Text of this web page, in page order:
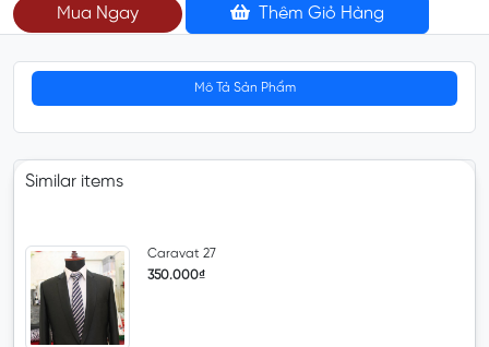
Mua Ngay Thêm Giỏ Hàng
Mô Tả Sản Phẩm
Similar items
Caravat 27
350.000₫